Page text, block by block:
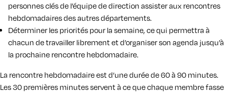
personnes clés de l’équipe de direction assister aux rencontres
hebdomadaires des autres départements.
Déterminer les priorités pour la semaine, ce qui permettra à
chacun de travailler librement et d’organiser son agenda jusqu’à
la prochaine rencontre hebdomadaire.
La rencontre hebdomadaire est d’une durée de 60 à 90 minutes.
Les 30 premières minutes servent à ce que chaque membre fasse